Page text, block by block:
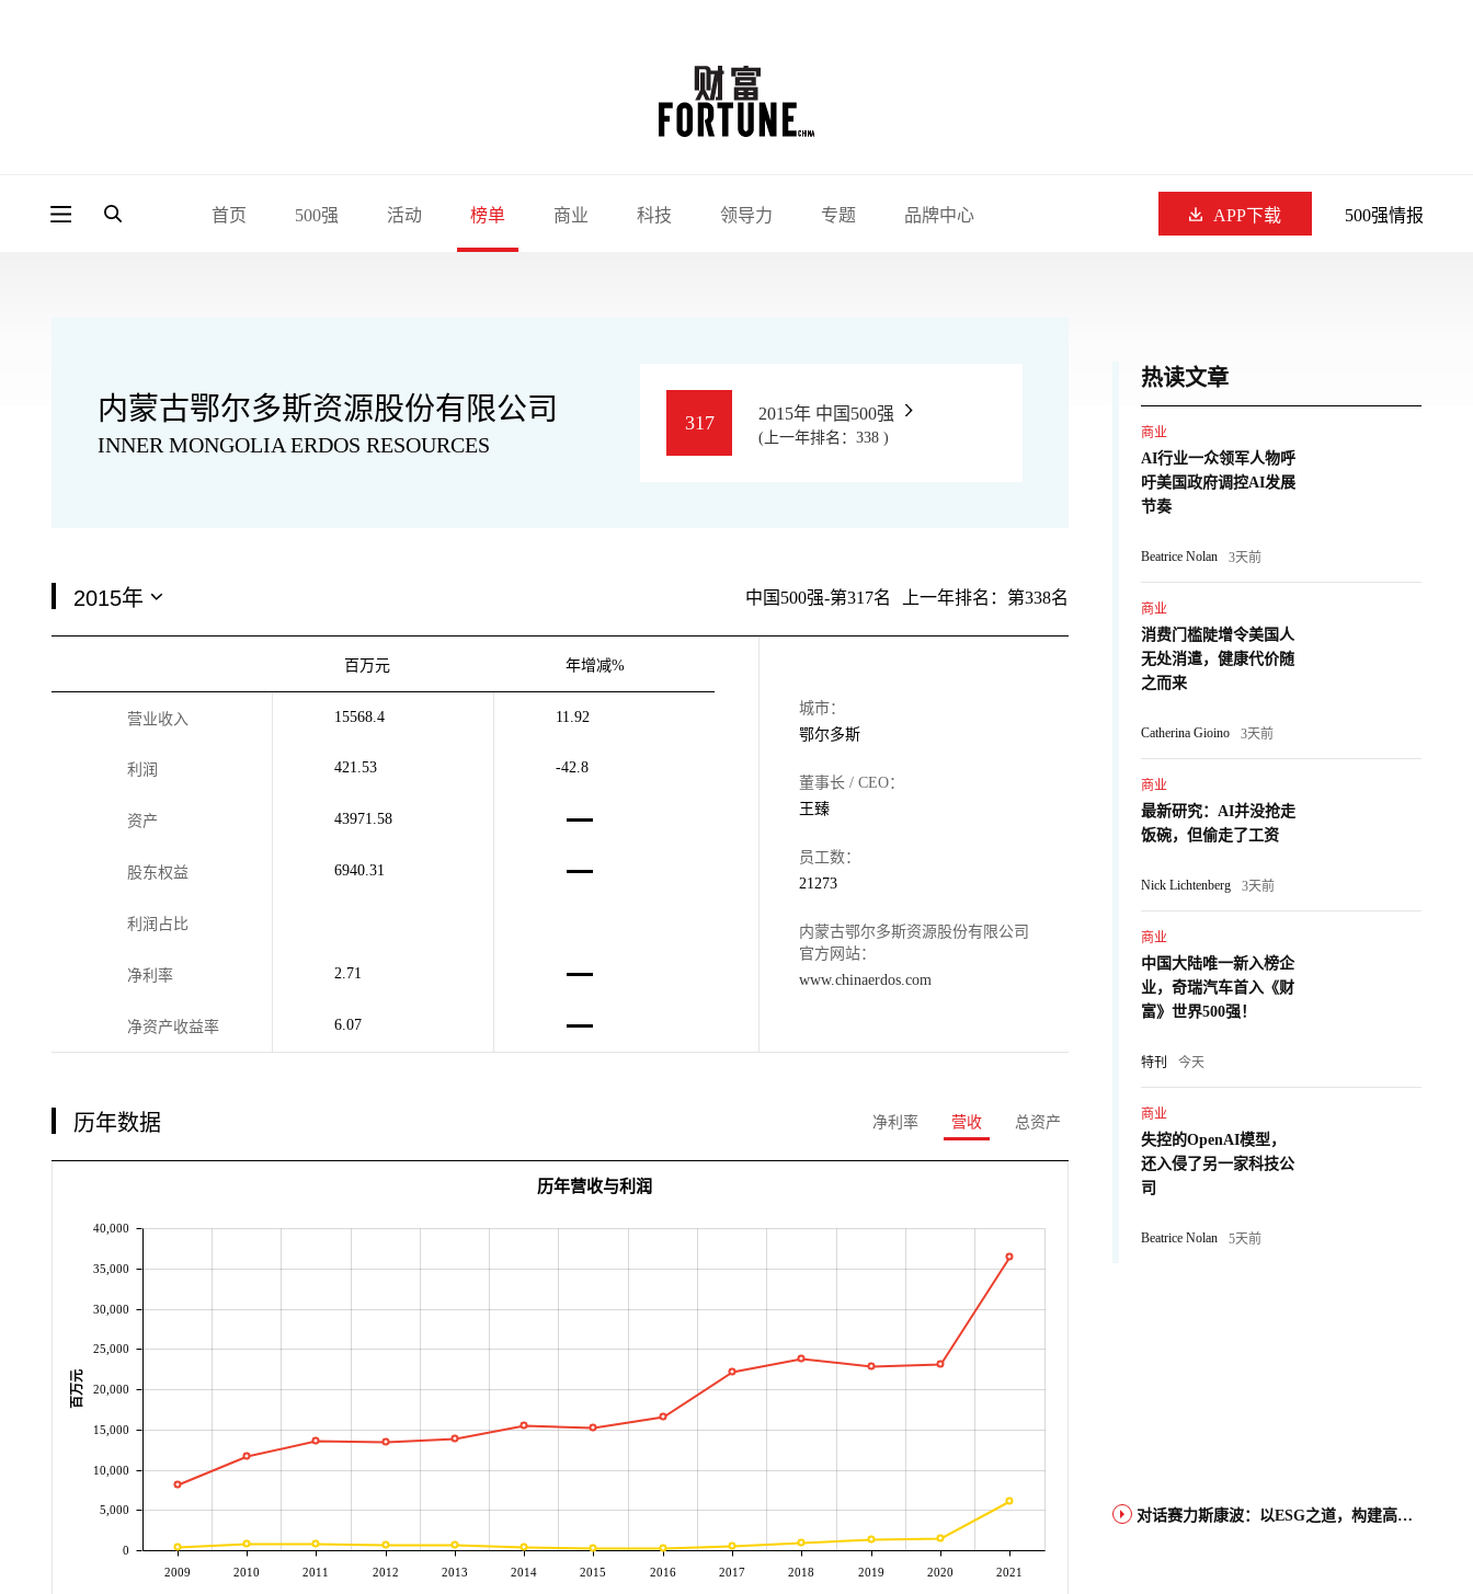
首页 500强 活动 榜单 商业 科技 领导力 专题 品牌中心 APP下载 500强情报
内蒙古鄂尔多斯资源股份有限公司
INNER MONGOLIA ERDOS RESOURCES
317 2015年 中国500强
(上一年排名：338 )
中国500强-第317名 上一年排名：第338名
百万元 年增减%
营业收入 15568.4 11.92
利润 421.53 -42.8
资产 43971.58
股东权益 6940.31
利润占比
净利率 2.71
净资产收益率 6.07
城市：
鄂尔多斯
董事长 / CEO：
王臻
员工数：
21273
内蒙古鄂尔多斯资源股份有限公司
官方网站：
www.chinaerdos.com
历年数据 净利率 营收 总资产
2009 2010 2011 2012 2013 2014 2015 2016 2017 2018 2019 2020 2021
0
5,000
10,000
15,000
20,000
25,000
30,000
35,000
40,000
百万元
历年营收与利润
热读文章
商业
AI行业一众领军人物呼
吁美国政府调控AI发展
节奏
Beatrice Nolan 3天前
商业
消费门槛陡增令美国人
无处消遣，健康代价随
之而来
Catherina Gioino 3天前
商业
最新研究：AI并没抢走
饭碗，但偷走了工资
Nick Lichtenberg 3天前
商业
中国大陆唯一新入榜企
业，奇瑞汽车首入《财
富》世界500强！
特刊 今天
商业
失控的OpenAI模型，
还入侵了另一家科技公
司
Beatrice Nolan 5天前
对话赛力斯康波：以ESG之道，构建高端智能汽车品牌全球竞争力